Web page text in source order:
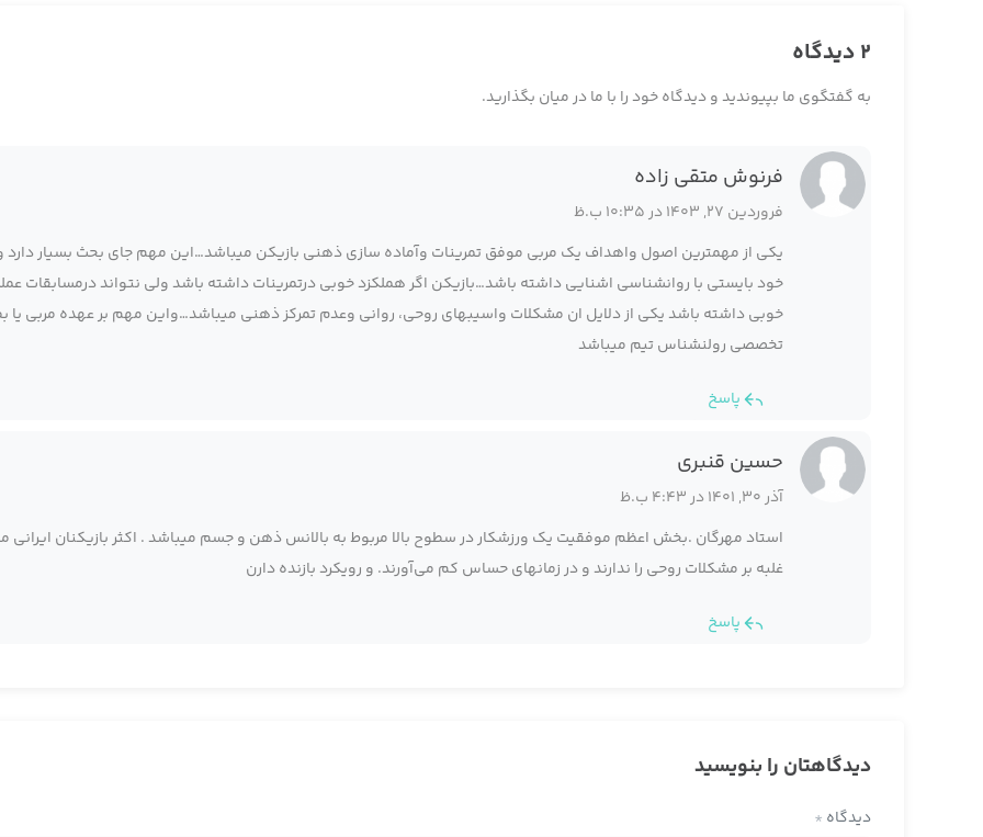
2 دیدگاه
به گفتگوی ما بپیوندید و دیدگاه خود را با ما در میان بگذارید.
فرنوش متقی زاده
فروردین 27, 1403 در 10:35 ب.ظ
یکی از مهمترین اصول واهداف یک مربی موفق تمرینات وآماده سازی ذهنی بازیکن میباشد…این مهم جای بحث بسیار دارد
خود بایستی با روانشناسی اشنایی داشته باشد…بازیکن اگر هملکزد خوبی درتمرینات داشته باشد ولی نتواند درمسابقات
خوبی داشته باشد یکی از دلایل ان مشکلات واسیبهای روحی، روانی وعدم تمرکز ذهنی میباشد…واین مهم بر عهده مربی یا
تخصصی رولنشناس تیم میباشد
پاسخ
حسین قنبری
آذر 30, 1401 در 4:43 ب.ظ
استاد مهرگان .بخش اعظم موفقیت یک ورزشکار در سطوح بالا مربوط به بالانس ذهن و جسم میباشد . اکثر بازیکنان ایرانی
غلبه بر مشکلات روحی را ندارند و در زمانهای حساس کم می‌آورند. و رویکرد بازنده دارن
پاسخ
دیدگاهتان را بنویسید
دیدگاه *